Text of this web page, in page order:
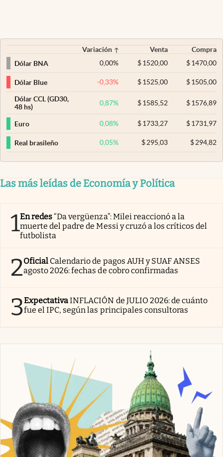
Variación Venta
Compra
Dólar BNA
0,00% $ 1520,00 $1470,00
Dólar Blue -0,33% $ 1525,00 $1505,00
Dólar CCL (GD30,
48 hs)
0,87% $ 1585,52 $1576,89
Euro 0,08% $ 1733,27 $1731,97
Real brasileño 0,05% $295,03 $294,82
Las más leídas de Economía y Política
1En redes“Da vergüenza”: Milei reaccionó a la
muerte del padre de Messi y cruzó a los críticos del
futbolista
2Oficial Calendario de pagos AUH y SUAF ANSES
agosto 2026: fechas de cobro confirmadas
3ExpectativaINFLACIÓN de JULIO 2026: de cuánto
fue el IPC, según las principales consultoras